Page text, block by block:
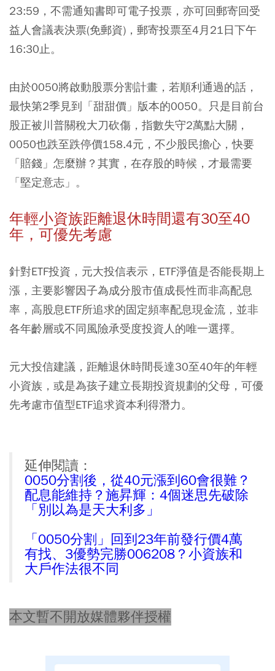
23:59，不需通知書即可電子投票，亦可回郵寄回受
益人會議表決票(免郵資)，郵寄投票至4月21日下午
16:30止。
由於0050將啟動股票分割計畫，若順利通過的話，
最快第2季見到「甜甜價」版本的0050。只是目前台
股正被川普關稅大刀砍傷，指數失守2萬點大關，
0050也跌至跌停價158.4元，不少股民擔心，快要
「賠錢」怎麼辦？其實，在存股的時候，才最需要
「堅定意志」。
年輕小資族距離退休時間還有30至40
年，可優先考慮
針對ETF投資，元大投信表示，ETF淨值是否能長期上
漲，主要影響因子為成分股市值成長性而非高配息
率，高股息ETF所追求的固定頻率配息現金流，並非
各年齡層或不同風險承受度投資人的唯一選擇。
元大投信建議，距離退休時間長達30至40年的年輕
小資族，或是為孩子建立長期投資規劃的父母，可優
先考慮市值型ETF追求資本利得潛力。
延伸閱讀：
0050分割後，從40元漲到60會很難？
配息能維持？施昇輝：4個迷思先破除
「別以為是天大利多」
「0050分割」回到23年前發行價4萬
有找、3優勢完勝006208？小資族和
大戶作法很不同
本文暫不開放媒體夥伴授權